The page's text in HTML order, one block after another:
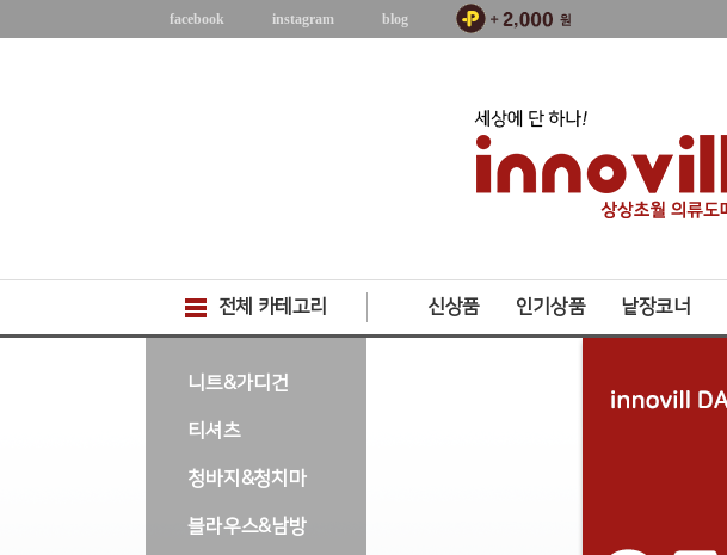
facebook instagram blog
전체 카테고리 신상품 인기상품 낱장코너
니트&가디건
티셔츠
청바지&청치마
블라우스&남방